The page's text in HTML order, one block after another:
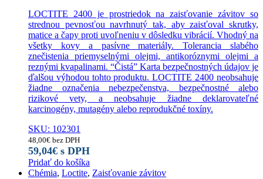
LOCTITE 2400 je prostriedok na zaisťovanie závitov so
strednou pevnosťou navrhnutý tak, aby zaisťoval skrutky,
matice a čapy proti uvoľneniu v dôsledku vibrácií. Vhodný na
všetky kovy a pasívne materiály. Tolerancia slabého
znečistenia priemyselnými olejmi, antikoróznymi olejmi a
reznými kvapalinami. “Čistá” Karta bezpečnostných údajov je
ďalšou výhodou tohto produktu. LOCTITE 2400 neobsahuje
žiadne označenia nebezpečenstva, bezpečnostné alebo
rizikové vety, a neobsahuje žiadne deklarovateľné
karcinogény, mutagény alebo reprodukčné toxíny.
SKU: 102301
48,00€ bez DPH
59,04€ s DPH
Pridať do košíka
Chémia, Loctite, Zaisťovanie závitov